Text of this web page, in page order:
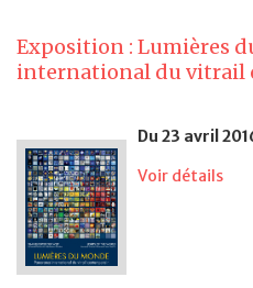
Exposition : Lumières
international du vitrail
Du 23 avril
Voir détails